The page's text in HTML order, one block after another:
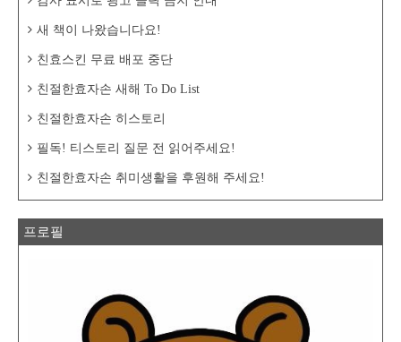
새 책이 나왔습니다요!
친효스킨 무료 배포 중단
친절한효자손 새해 To Do List
친절한효자손 히스토리
필독! 티스토리 질문 전 읽어주세요!
친절한효자손 취미생활을 후원해 주세요!
프로필